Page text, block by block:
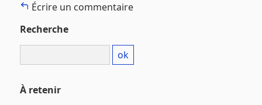
Écrire un commentaire
Recherche
À retenir